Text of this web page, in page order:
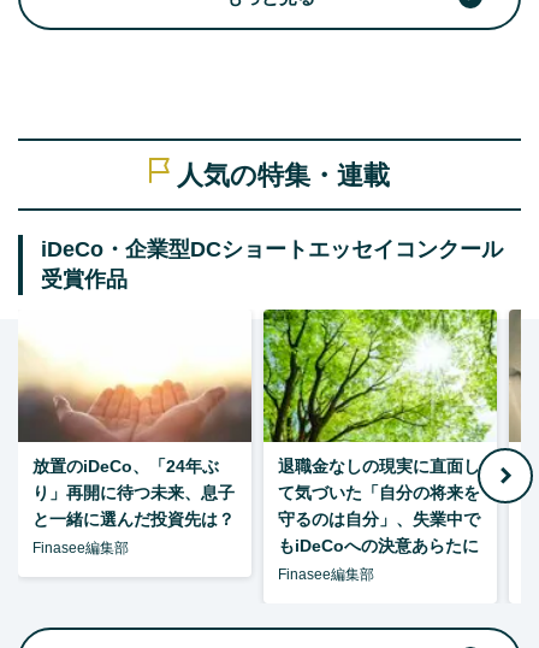
人気の特集・連載
iDeCo・企業型DCショートエッセイコンクール
受賞作品
放置のiDeCo、「24年ぶ
り」再開に待つ未来、息子
と一緒に選んだ投資先は？
Finasee編集部
退職金なしの現実に直面し
て気づいた「自分の将来を
守るのは自分」、失業中で
もiDeCoへの決意あらたに
Finasee編集部